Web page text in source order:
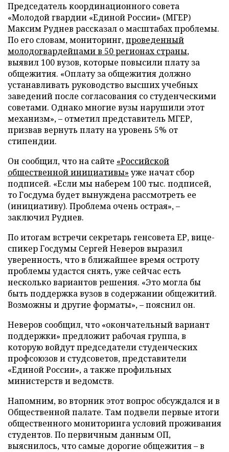
Председатель координационного совета
«Молодой гвардии «Единой России» (МГЕР)
Максим Руднев рассказал о масштабах проблемы.
По его словам, мониторинг,проведенный
молодогвардейцами в 50 регионах страны,
выявил 100 вузов, которые повысили плату за
общежития. «Оплату за общежития должно
устанавливать руководство высших учебных
заведений после согласования со студенческими
советами. Однако многие вузы нарушили этот
механизм», – отметил представитель МГЕР,
призвав вернуть плату на уровень 5% от
стипендии.
Он сообщил, что на сайте «Российской
общественной инициативы» уже начат сбор
подписей. «Если мы наберем 100 тыс. подписей,
то Госдума будет вынуждена рассмотреть ее
(инициативу). Проблема очень острая», –
заключил Руднев.
По итогам встречи секретарь генсовета ЕР, вице-
спикер Госдумы Сергей Неверов выразил
уверенность, что в ближайшее время остроту
проблемы удастся снять, уже сейчас есть
несколько вариантов решения. «Это могла бы
быть поддержка вузов в содержании общежитий.
Возможны и другие форматы», – пояснил он.
Неверов сообщил, что «окончательный вариант
поддержки» предложит рабочая группа, в
которую войдут председатели студенческих
профсоюзов и студсоветов, представители
«Единой России», а также профильных
министерств и ведомств.
Напомним, во вторник этот вопрос обсуждался и в
Общественной палате. Там подвели первые итоги
общественного мониторинга условий проживания
студентов. По первичным данным ОП,
выяснилось, что самые дорогие общежития – в